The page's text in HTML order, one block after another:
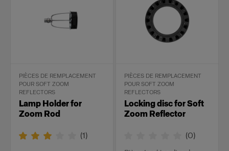
PIÈCES DE REMPLACEMENT
POUR SOFT ZOOM
REFLECTORS
Lamp Holder for
Zoom Rod
(1)
PIÈCES DE REMPLACEMENT
POUR SOFT ZOOM
REFLECTORS
Locking disc for Soft
Zoom Reflector
(0)